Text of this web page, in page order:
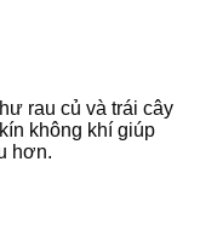
rau củ và trái cây
không khí giúp
hơn.